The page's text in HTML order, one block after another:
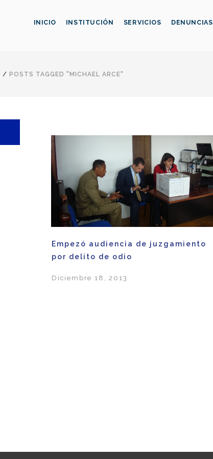
INICIO INSTITUCIÓN SERVICIOS DENUNCIAS
/ POSTS TAGGED "MICHAEL ARCE"
Empezó audiencia de juzgamiento
por delito de odio
Diciembre 18, 2013